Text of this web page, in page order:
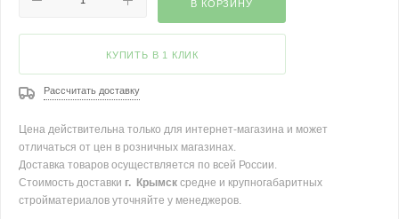
В КОРЗИНУ
КУПИТЬ В 1 КЛИК
Рассчитать доставку
Цена действительна только для интернет-магазина и может
отличаться от цен в розничных магазинах.
Доставка товаров осуществляется по всей России.
Стоимость доставки г. Крымск средне и крупногабаритных
стройматериалов уточняйте у менеджеров.